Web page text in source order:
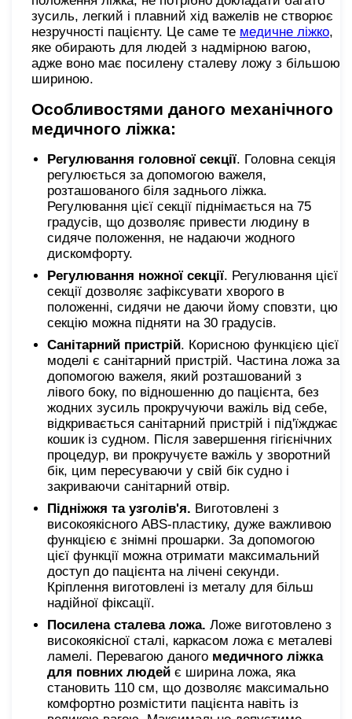
зусиль, легкий і плавний хід важелів не створює
незручності пацієнту. Це саме те медичне ліжко,
яке обирають для людей з надмірною вагою,
адже воно має посилену сталеву ложу з більшою
шириною.
Особливостями даного механічного
медичного ліжка:
Регулювання головної секції. Головна секція
регулюється за допомогою важеля,
розташованого біля заднього ліжка.
Регулювання цієї секції піднімається на 75
градусів, що дозволяє привести людину в
сидяче положення, не надаючи жодного
дискомфорту.
Регулювання ножної секції. Регулювання цієї
секції дозволяє зафіксувати хворого в
положенні, сидячи не даючи йому сповзти, цю
секцію можна підняти на 30 градусів.
Санітарний пристрій. Корисною функцією цієї
моделі є санітарний пристрій. Частина ложа за
допомогою важеля, який розташований з
лівого боку, по відношенню до пацієнта, без
жодних зусиль прокручуючи важіль від себе,
відкривається санітарний пристрій і під'їжджає
кошик із судном. Після завершення гігієнічних
процедур, ви прокручуєте важіль у зворотний
бік, цим пересуваючи у свій бік судно і
закриваючи санітарний отвір.
Підніжжя та узголів'я. Виготовлені з
високоякісного ABS-пластику, дуже важливою
функцією є знімні прошарки. За допомогою
цієї функції можна отримати максимальний
доступ до пацієнта на лічені секунди.
Кріплення виготовлені із металу для більш
надійної фіксації.
Посилена сталева ложа. Ложе виготовлено з
високоякісної сталі, каркасом ложа є металеві
ламелі. Перевагою даного медичного ліжка
для повних людей є ширина ложа, яка
становить 110 см, що дозволяє максимально
комфортно розмістити пацієнта навіть із